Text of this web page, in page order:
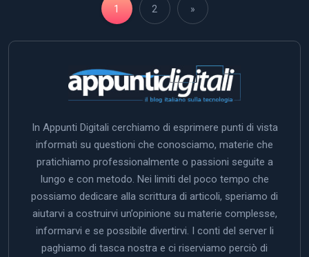
1 2 »
In Appunti Digitali cerchiamo di esprimere punti di vista
informati su questioni che conosciamo, materie che
pratichiamo professionalmente o passioni seguite a
lungo e con metodo. Nei limiti del poco tempo che
possiamo dedicare alla scrittura di articoli, speriamo di
aiutarvi a costruirvi un’opinione su materie complesse,
informarvi e se possibile divertirvi. I conti del server li
paghiamo di tasca nostra e ci riserviamo perciò di